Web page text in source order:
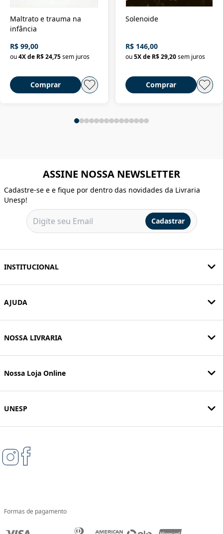
Maltrato e trauma na
infância
R$ 99,00
ou4X de R$ 24,75sem juros
Comprar
Solenoide
R$ 146,00
ou 5X de R$ 29,20 sem juros
Comprar
ASSINE NOSSA NEWSLETTER
Cadastre-se e e fique por dentro das novidades da Livraria
Unesp!
Cadastrar
INSTITUCIONAL
AJUDA
NOSSA LIVRARIA
Nossa Loja Online
UNESP
Formas de pagamento